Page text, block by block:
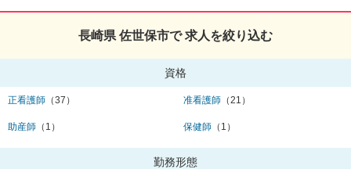
長崎県 佐世保市で 求人を絞り込む
資格
正看護師 （37） 准看護師 （21）
助産師 （1） 保健師 （1）
勤務形態